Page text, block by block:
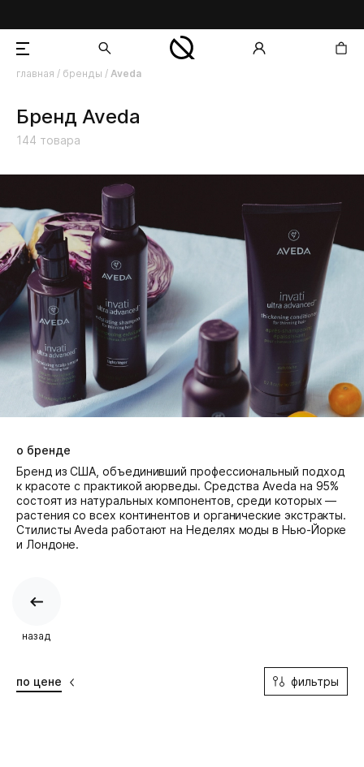
главная / бренды / Aveda
Бренд Aveda
144 товара
о бренде
Бренд из США, объединивший профессиональный подход
к красоте с практикой аюрведы. Средства Aveda на 95%
состоят из натуральных компонентов, среди которых —
растения со всех континентов и органические экстракты.
Cтилисты Aveda работают на Неделях моды в Нью-Йорке
и Лондоне.
назад
по цене фильтры